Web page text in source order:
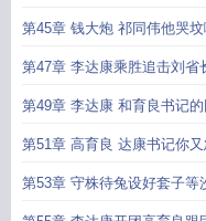
第45章 钱大炮 祁同伟他哭坟
育良 他哭了咋滴
第47章 李达康乘胜追击刘省
中庸之道
第49章 李达康 和育良书记的
好团结得搞
第51章 高育良 达康书记你又
第53章 守株待兔设好套子等